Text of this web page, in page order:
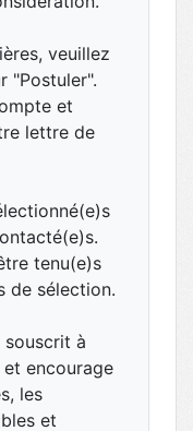
veuillez
"Postuler".
et
lettre de
tenu(e)s
de sélection.
souscrit à
et encourage
les
et